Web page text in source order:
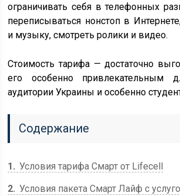
ограничивать себя в телефонных
переписываться нонстоп в
и музыку, смотреть ролики и видео.
Стоимость тарифа — достаточно
его особенно привлекательным
аудитории Украины и особенно
Содержание
1
Условия тарифа Смарт от Lifecell
2 Условия пакета Смарт Лайф с